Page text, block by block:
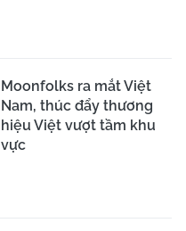
Moonfolks ra mắt Việt
Nam, thúc đẩy thương
hiệu Việt vượt tầm khu
vực